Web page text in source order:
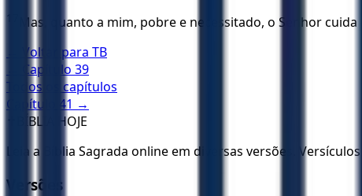
17
Mas, quanto a mim, pobre e necessitado, o Senhor
← Voltar para TB
← Capítulo 39
Todos os capítulos
Capítulo
41 →
BÍBLIA HOJE
Leia a Bíblia Sagrada online em diversas versões.
Versões